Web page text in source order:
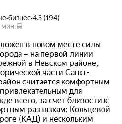
•бизнес•4.3 (194)
мин.
в новом месте силы
– на первой линии
в Невском районе,
части Санкт-
считается комфортным
для
всего, за счет близости к
развязкам: Кольцевой
(КАД) и нескольким